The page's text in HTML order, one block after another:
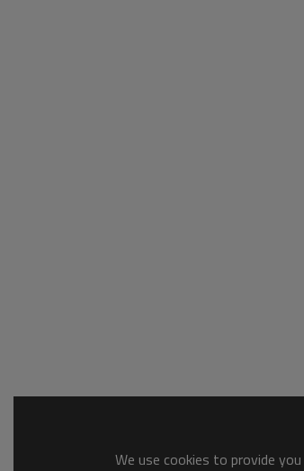
We use cookies to provide